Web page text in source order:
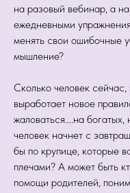
на разовый вебинар, а
ежедневными
менять свои ошибочные
мышление?
Сколько человек сейчас,
выработает новое
жаловаться....на
человек начнет с
бы по крупице, которые
плечами? А может быть
помощи родителей,